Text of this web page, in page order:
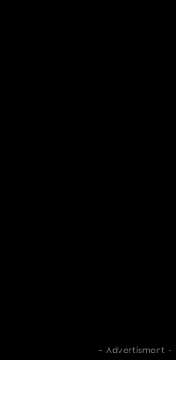
- Advertisment -